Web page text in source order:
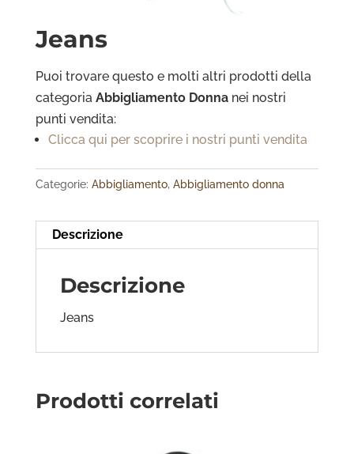
Jeans
Puoi trovare questo e molti altri prodotti della
categoria Abbigliamento Donna nei nostri
punti vendita:
Clicca qui per scoprire i nostri punti vendita
Categorie: Abbigliamento, Abbigliamento donna
Descrizione
Descrizione
Jeans
Prodotti correlati